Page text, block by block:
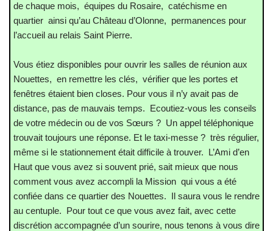
de chaque mois, équipes du Rosaire, catéchisme en
quartier ainsi qu’au Château d’Olonne, permanences pour
l’accueil au relais Saint Pierre.
Vous étiez disponibles pour ouvrir les salles de réunion aux
Nouettes, en remettre les clés, vérifier que les portes et
fenêtres étaient bien closes. Pour vous il n’y avait pas de
distance, pas de mauvais temps. Ecoutiez-vous les conseils
de votre médecin ou de vos Sœurs ? Un appel téléphonique
trouvait toujours une réponse. Et le taxi-messe ? très régulier,
même si le stationnement était difficile à trouver. L’Ami d’en
Haut que vous avez si souvent prié, sait mieux que nous
comment vous avez accompli la Mission qui vous a été
confiée dans ce quartier des Nouettes. Il saura vous le rendre
au centuple. Pour tout ce que vous avez fait, avec cette
discrétion accompagnée d’un sourire, nous tenons à vous dire